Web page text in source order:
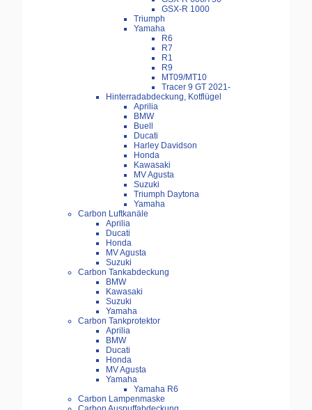
GSX-R 1000
Triumph
Yamaha
R6
R7
R1
R9
MT09/MT10
Tracer 9 GT 2021-
Hinterradabdeckung, Kotflügel
Aprilia
BMW
Buell
Ducati
Harley Davidson
Honda
Kawasaki
MV Agusta
Suzuki
Triumph Daytona
Yamaha
Carbon Luftkanäle
Aprilia
Ducati
Honda
MV Agusta
Suzuki
Carbon Tankabdeckung
BMW
Kawasaki
Suzuki
Yamaha
Carbon Tankprotektor
Aprilia
BMW
Ducati
Honda
MV Agusta
Yamaha
Yamaha R6
Carbon Lampenmaske